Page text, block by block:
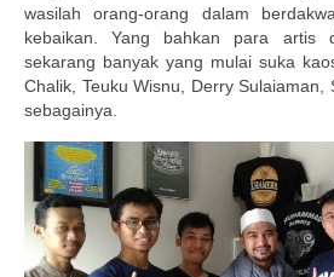
wasilah orang-orang dalam
kebaikan. Yang bahkan para artis
sekarang banyak yang mulai suka
Chalik, Teuku Wisnu, Derry Sulaiaman,
sebagainya.